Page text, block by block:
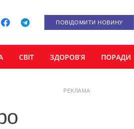
ПОВІДОМИТИ НОВИНУ
СВІТ ЗДОРОВ’Я ПОРАДИ
РЕКЛАМА